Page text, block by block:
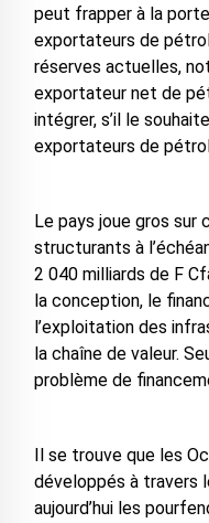
peut frapper à la
exportateurs de
réserves actuelles,
exportateur net de
intégrer, s’il le
exportateurs de
Le pays joue gros
structurants à
2 040 milliards de F
la conception, le
l’exploitation des
la chaîne de valeur.
problème de
Il se trouve que les
développés à travers
aujourd’hui les